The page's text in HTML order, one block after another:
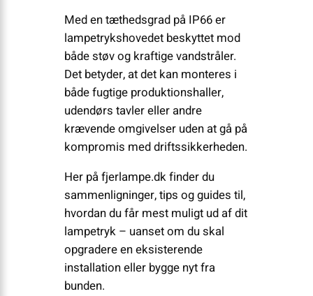
Med en tæthedsgrad på IP66 er
lampetrykshovedet beskyttet mod
både støv og kraftige vandstråler.
Det betyder, at det kan monteres i
både fugtige produktionshaller,
udendørs tavler eller andre
krævende omgivelser uden at gå på
kompromis med driftssikkerheden.
Her på fjerlampe.dk finder du
sammenligninger, tips og guides til,
hvordan du får mest muligt ud af dit
lampetryk – uanset om du skal
opgradere en eksisterende
installation eller bygge nyt fra
bunden.